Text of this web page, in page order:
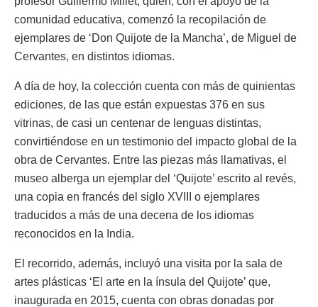
comunidad educativa, comenzó la recopilación de
ejemplares de ‘Don Quijote de la Mancha’, de Miguel de
Cervantes, en distintos idiomas.
A día de hoy, la colección cuenta con más de quinientas
ediciones, de las que están expuestas 376 en sus
vitrinas, de casi un centenar de lenguas distintas,
convirtiéndose en un testimonio del impacto global de la
obra de Cervantes. Entre las piezas más llamativas, el
museo alberga un ejemplar del ‘Quijote’ escrito al revés,
una copia en francés del siglo XVIII o ejemplares
traducidos a más de una decena de los idiomas
reconocidos en la India.
El recorrido, además, incluyó una visita por la sala de
artes plásticas ‘El arte en la ínsula del Quijote’ que,
inaugurada en 2015, cuenta con obras donadas por